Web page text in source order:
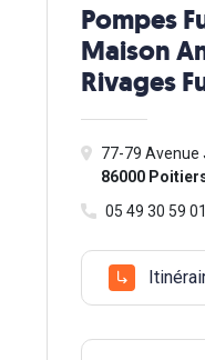
Pompes
Maison
Rivages
77-79
86000
05 49 30 59 01